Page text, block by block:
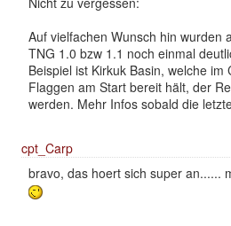
Auf vielfachen Wunsch hin wurden
TNG 1.0 bzw 1.1 noch einmal
Beispiel ist Kirkuk Basin, welche im
Flaggen am Start bereit hält, der
werden. Mehr Infos sobald die
cpt_Carp
bravo, das hoert sich super an......